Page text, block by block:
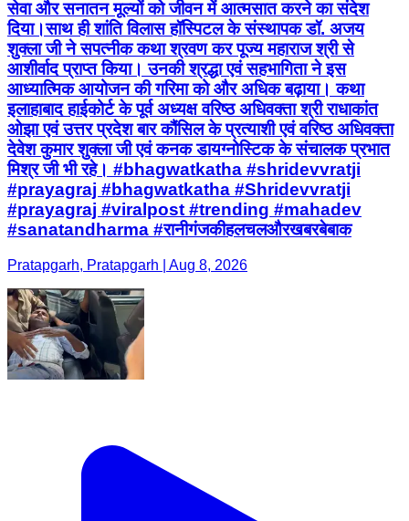
सेवा और सनातन मूल्यों को जीवन में आत्मसात करने का संदेश
दिया।साथ ही शांति विलास हॉस्पिटल के संस्थापक डॉ. अजय
शुक्ला जी ने सपत्नीक कथा श्रवण कर पूज्य महाराज श्री से
आशीर्वाद प्राप्त किया। उनकी श्रद्धा एवं सहभागिता ने इस
आध्यात्मिक आयोजन की गरिमा को और अधिक बढ़ाया। कथा
इलाहाबाद हाईकोर्ट के पूर्व अध्यक्ष वरिष्ठ अधिवक्ता श्री राधाकांत
ओझा एवं उत्तर प्रदेश बार कौंसिल के प्रत्याशी एवं वरिष्ठ अधिवक्ता
देवेश कुमार शुक्ला जी एवं कनक डायग्नोस्टिक के संचालक प्रभात
मिश्र जी भी रहे। #bhagwatkatha #shridevvratji
#prayagraj #bhagwatkatha #Shridevvratji
#prayagraj #viralpost #trending #mahadev
#sanatandharma #रानीगंजकीहलचलऔरखबरबेबाक
Pratapgarh, Pratapgarh | Aug 8, 2026